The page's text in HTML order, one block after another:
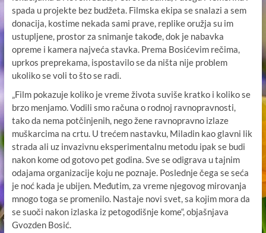
spada u projekte bez budžeta. Filmska ekipa se snalazi a sem
donacija, kostime nekada sami prave, replike oružja su im
ustupljene, prostor za snimanje takođe, dok je nabavka
opreme i kamera najveća stavka. Prema Bosićevim rečima,
uprkos preprekama, ispostavilo se da ništa nije problem
ukoliko se voli to što se radi.
„Film pokazuje koliko je vreme života suviše kratko i koliko se
brzo menjamo. Vodili smo računa o rodnoj ravnopravnosti,
tako da nema potčinjenih, nego žene ravnopravno izlaze
muškarcima na crtu. U trećem nastavku, Miladin kao glavni lik
strada ali uz invazivnu eksperimentalnu metodu ipak se budi
nakon kome od gotovo pet godina. Sve se odigrava u tajnim
odajama organizacije koju ne poznaje. Poslednje čega se seća
je noć kada je ubijen. Međutim, za vreme njegovog mirovanja
mnogo toga se promenilo. Nastaje novi svet, sa kojim mora da
se suoči nakon izlaska iz petogodišnje kome“, objašnjava
Gvozden Bosić.